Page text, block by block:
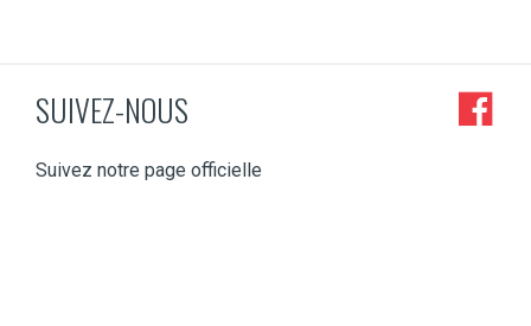
SUIVEZ-NOUS
Suivez notre page officielle